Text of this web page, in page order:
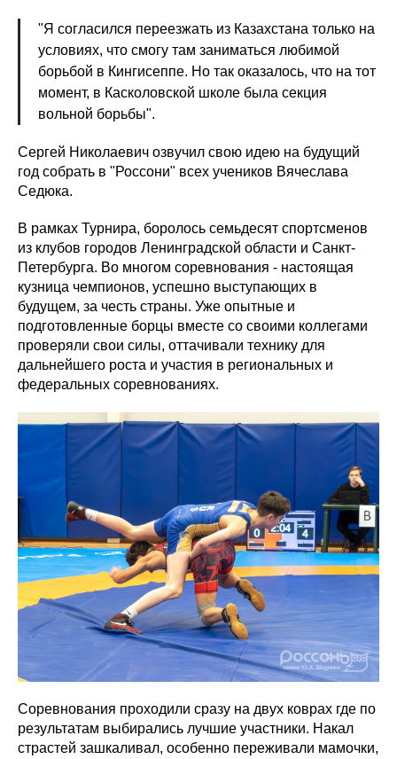
"Я согласился переезжать из Казахстана только на
условиях, что смогу там заниматься любимой
борьбой в Кингисеппе. Но так оказалось, что на тот
момент, в Касколовской школе была секция
вольной борьбы".
Сергей Николаевич озвучил свою идею на будущий
год собрать в "Россони" всех учеников Вячеслава
Седюка.
В рамках Турнира, боролось семьдесят спортсменов
из клубов городов Ленинградской области и Санкт-
Петербурга. Во многом соревнования - настоящая
кузница чемпионов, успешно выступающих в
будущем, за честь страны. Уже опытные и
подготовленные борцы вместе со своими коллегами
проверяли свои силы, оттачивали технику для
дальнейшего роста и участия в региональных и
федеральных соревнованиях.
Соревнования проходили сразу на двух коврах где по
результатам выбирались лучшие участники. Накал
страстей зашкаливал, особенно переживали мамочки,